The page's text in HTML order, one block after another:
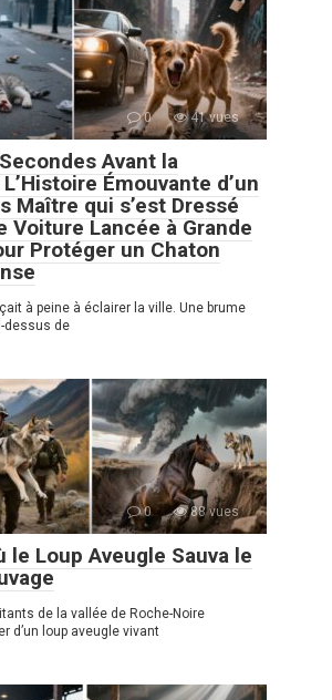
0 41 vues
Avant la
Émouvante d’un
Maître qui s’est Dressé
Voiture Lancée à Grande
Protéger un Chaton
à peine à éclairer la ville. Une brume
dessus de
0 88 vues
le Loup Aveugle Sauva le
de la vallée de Roche-Noire
d’un loup aveugle vivant